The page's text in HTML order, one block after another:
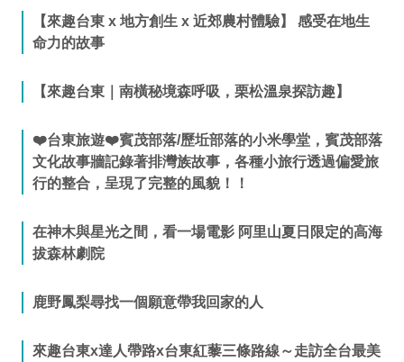
【來趣台東 x 地方創生 x 近郊農村體驗】 感受在地生
命力的故事
【來趣台東｜南橫秘境森呼吸，栗松溫泉探訪趣】
❤️台東旅遊❤️賓茂部落/歷坵部落的小米學堂，賓茂部落
文化故事牆記錄著排灣族故事，各種小旅行透過偏愛旅
行的整合，呈現了完整的風貌！！
在神木與星光之間，看一場電影 阿里山夏日限定的高海
拔森林劇院
鹿野鳳梨尋找一個願意帶我回家的人
來趣台東x達人帶路x台東紅藜三條路線～走訪全台最美